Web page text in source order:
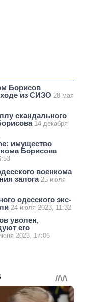
Борисов
из СИЗО 28 мая
скандального
14 декабря
имущество
Борисова
военкома
залога 25 июля
одесского экс-
24 июля 2023, 11:32
уволен,
его
2023, 17:06